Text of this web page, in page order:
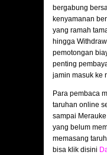
bergabung
kenyamanan
yang ramah
hingga
pemotongan
penting
jamin masuk ke
Para pembaca
taruhan online
sampai
yang belum
memasang
bisa klik disini